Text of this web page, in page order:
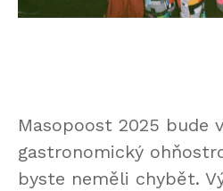
Masopoost 2025 bude
gastronomický
byste neměli chybět.